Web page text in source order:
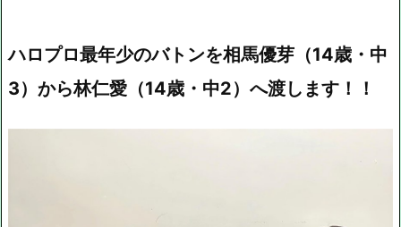
ハロプロ最年少のバトンを相馬優芽（14歳・中
3）から林仁愛（14歳・中2）へ渡します！！